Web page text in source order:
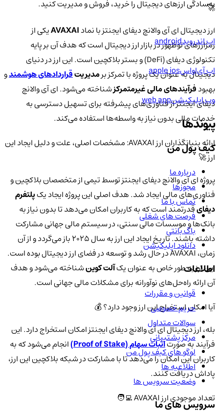
🚀
ارز دیجیتال ای آی والانچ دیفای ایجنتز با نمادAVAXAIیکی از
رمزارزهای نوظهور در بازار ارز دیجیتال است که هدف آن بر پایه
تکنولوژی دیفای (DeFi) و بستر بلاکچین است. این ارز در دنیای
دیجیتال به عنوان یک پروژه با تمرکز برمدیریتقراردادهای هوشمندو
بهبودفرآیندهای مالی غیرمتمرکزشناخته می‌شود. ای آی والانچ
دیفای ایجنتز از فناوری‌های پیشرفته برای تسهیل دسترسی به
خدمات مالی بدون نیاز به واسطه‌ها استفاده می‌کند.
ارائه بنیانگذاران ارز AVAXAI: مشخصات اصلی، علت و دلیل ایجاد این
ارز 🚀
پروژه ای آی والانچ دیفای ایجنتز توسط تیمی از متخصصان بلاکچین و
فناوری‌های مالی ایجاد شد. هدف اصلی این پروژه ایجاد یکپلتفرم
دیفایقدرتمند است که به کاربران امکان می‌دهد تا بدون نیاز به
بانک‌ها و موسسات مالی سنتی، در سیستم مالی جهانی مشارکت
داشته باشند. تاریخ ایجاد این ارز به سال 2025 باز می‌گردد و از آن
زمان، AVAXAI در حال رشد و توسعه در فضای ارز دیجیتال بوده است.
این ارز به طور خاص به عنوان یکآلت کوینشناخته می‌شود و هدف
آن ارائه راه‌حل‌های نوآورانه برای مشکلات مالی جهانی است.
آیا امکان استخراج این ارز وجود دارد؟ 💰
بله، ارز دیجیتال ای آی والانچ دیفای ایجنتز امکان استخراج دارد. این
فرآیند به صورتاثبات سهام (Proof of Stake)
انجام می‌شود که به
کاربران این امکان را می‌دهد تا با مشارکت در شبکه بلاکچین این ارز،
پاداش دریافت کنند.
تعداد موجودی ارز AVAXAI 🧑‍💻
به‌سادگی ارزهای دیجیتال را خرید، فروش و مدیریت کنید.
اپ اندرویدandroid
اپ آی‌او‌اسapple ios
وب اپلیکیشنweb app
پیوندها
کیف پول من
درباره ما
مجوزها
تماس با ما
فرصت های شغلی
باگ بانتی
دانلود اپلیکیشن
اطلاعات
قوانین و مقررات
حریم خصوصی
سوالات متداول
مرکز پشتیبانی
لوگو های کیف پول من
اطلاعیه ها
وضعیت سرویس ها
سرویس های ما